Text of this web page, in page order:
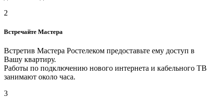
2
Встречайте Мастера
Встретив Мастера Ростелеком предоставьте ему доступ в
Вашу квартиру.
Работы по подключению нового интернета и кабельного ТВ
занимают около часа.
3